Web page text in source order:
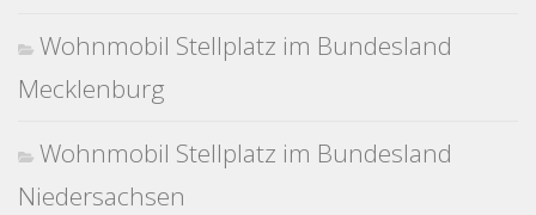
Wohnmobil Stellplatz im Bundesland
Mecklenburg
Wohnmobil Stellplatz im Bundesland
Niedersachsen